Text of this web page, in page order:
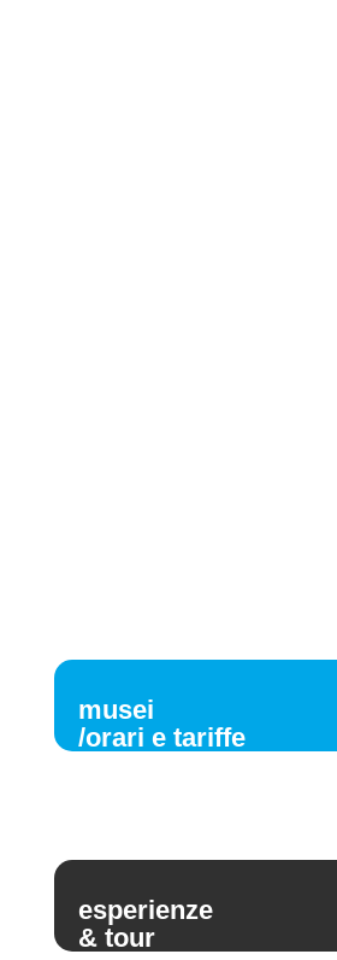
musei
/orari e tariffe
esperienze
& tour